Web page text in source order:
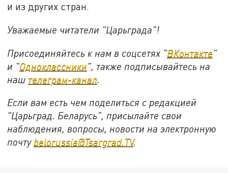
и из других стран.
Уважаемые читатели "Царьграда"!
Присоединяйтесь к нам в соцсетях "ВКонтакте"
и "Одноклассники", также подписывайтесь на
наш телеграм-канал.
Если вам есть чем поделиться с редакцией
"Царьград. Беларусь", присылайте свои
наблюдения, вопросы, новости на электронную
почту belorussia@Tsargrad.TV.